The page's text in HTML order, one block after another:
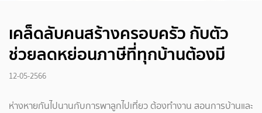
เคล็ดลับคนสร้างครอบครัว กับตัว
ช่วยลดหย่อนภาษีที่ทุกบ้านต้องมี
12-05-2566
ห่างหายกันไปนานกับการพาลูกไปเที่ยว ต้องทำงาน สอนการบ้านและ